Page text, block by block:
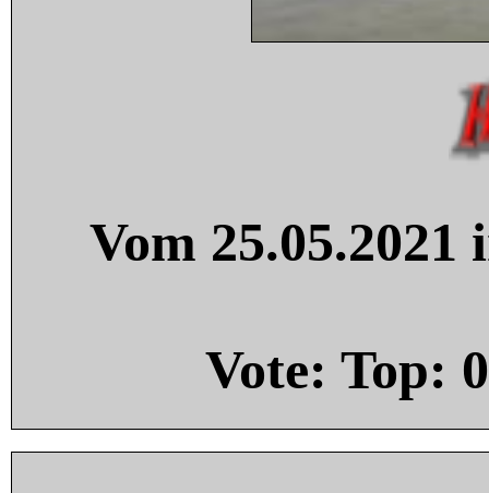
Vom
Vote: Top: 0